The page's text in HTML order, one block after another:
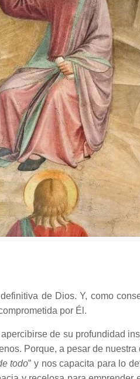
de Dios. Y, como
por Él.
de su profundidad
Porque, a pesar de
todo” y nos capacita para lo